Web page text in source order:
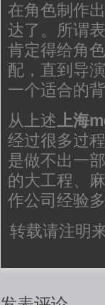
在角色制作
达了。所谓
肯定得给角
配，直到导
一个适合的
从上述上海
经过很多过
是做不出一
的大工程、
作公司经验
转载请注明